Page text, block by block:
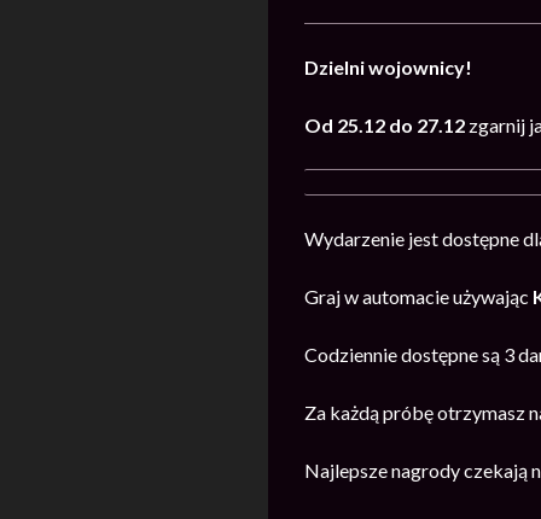
Dzielni wojownicy!
Od 25.12 do 27.12 zgarnij
Wydarzenie jest dostępne
Graj w automacie używając
Codziennie dostępne są 3
Za każdą próbę otrzymasz
Najlepsze nagrody czekają